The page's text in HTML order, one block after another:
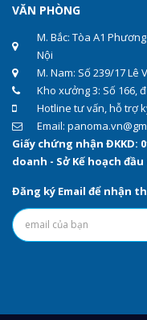
VĂN PHÒNG
M. Bắc: Tòa A1
Nội
M. Nam: Số 239/17 Lê
Kho xưởng 3: Số 166,
Hotline tư vấn, hỗ trợ
Email:
Giấy chứng nhận ĐKKD:
doanh - Sở Kế hoạch đầu
Đăng ký Email để nhận